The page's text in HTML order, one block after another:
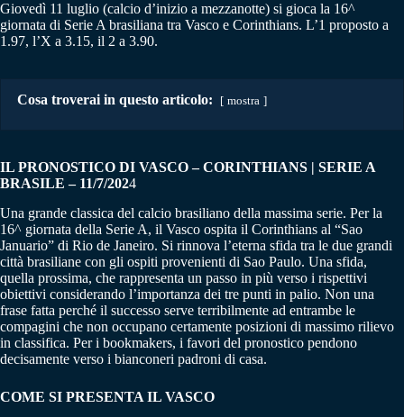
Giovedì 11 luglio (calcio d’inizio a mezzanotte) si gioca la 16^
giornata di Serie A brasiliana tra Vasco e Corinthians. L’1 proposto a
1.97, l’X a 3.15, il 2 a 3.90.
Cosa troverai in questo articolo: mostra
IL PRONOSTICO DI VASCO – CORINTHIANS | SERIE A
BRASILE – 11/7/2024
Una grande classica del calcio brasiliano della massima serie. Per la
16^ giornata della Serie A, il Vasco ospita il Corinthians al “Sao
Januario” di Rio de Janeiro. Si rinnova l’eterna sfida tra le due grandi
città brasiliane con gli ospiti provenienti di Sao Paulo. Una sfida,
quella prossima, che rappresenta un passo in più verso i rispettivi
obiettivi considerando l’importanza dei tre punti in palio. Non una
frase fatta perché il successo serve terribilmente ad entrambe le
compagini che non occupano certamente posizioni di massimo rilievo
in classifica. Per i bookmakers, i favori del pronostico pendono
decisamente verso i bianconeri padroni di casa.
COME SI PRESENTA IL VASCO